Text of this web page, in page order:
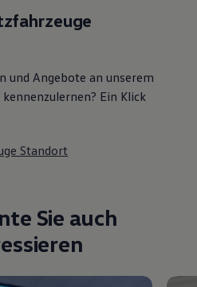
und Angebote an unserem
Ein Klick
Standort
Sie auch